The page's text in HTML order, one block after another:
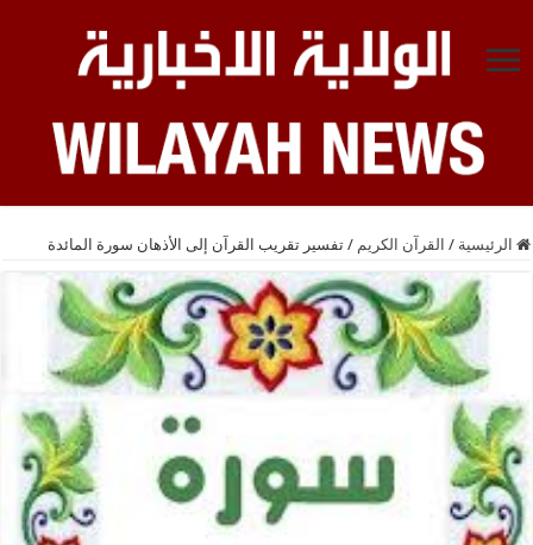
الرئيسية / القرآن الكريم / تفسير تقريب القرآن إلى الأذهان سورة المائدة